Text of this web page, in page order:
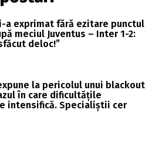
a exprimat fără ezitare punctul
meciul Juventus – Inter 1-2:
deloc!”
la pericolul unui blackout
în care dificultățile
intensifică. Specialiștii cer